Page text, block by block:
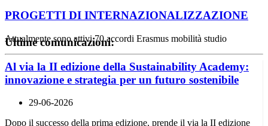
PROGETTI DI INTERNAZIONALIZZAZIONE
Attualmente sono attivi 70 accordi Erasmus mobilità studio
Ultime comunicazioni:
Al via la II edizione della Sustainability Academy:
innovazione e strategia per un futuro sostenibile
29-06-2026
Dopo il successo della prima edizione, prende il via la II edizione